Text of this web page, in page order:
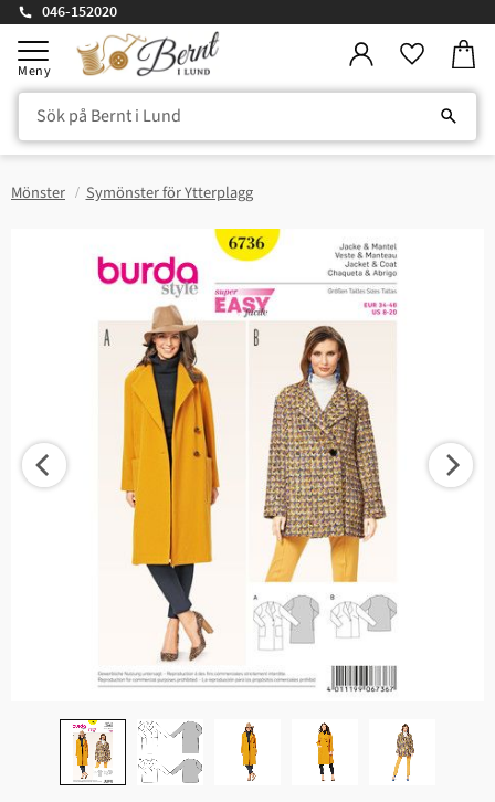
Meny
046-152020
Mönster Symönster för Ytterplagg